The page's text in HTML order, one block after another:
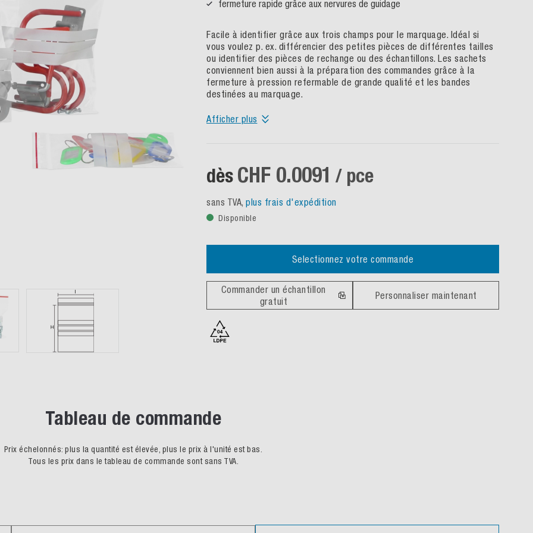
fermeture rapide grâce aux nervures de guidage
Facile à identifier grâce aux trois champs pour le marquage. Idéal si
vous voulez p. ex. différencier des petites pièces de différentes tailles
ou identifier des pièces de rechange ou des échantillons. Les sachets
conviennent bien aussi à la préparation des commandes grâce à la
fermeture à pression refermable de grande qualité et les bandes
destinées au marquage.
Afficher plus
dès CHF 0.0091 / pce
sans TVA, plus frais d'expédition
Disponible
Selectionnez votre commande
Commander un échantillon
gratuit
Personnaliser maintenant
Tableau de commande
Prix échelonnés: plus la quantité est élevée, plus le prix à l'unité est bas.
Tous les prix dans le tableau de commande sont sans TVA.